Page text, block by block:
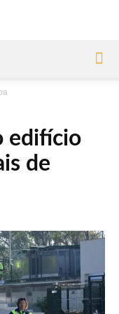
edifício
de